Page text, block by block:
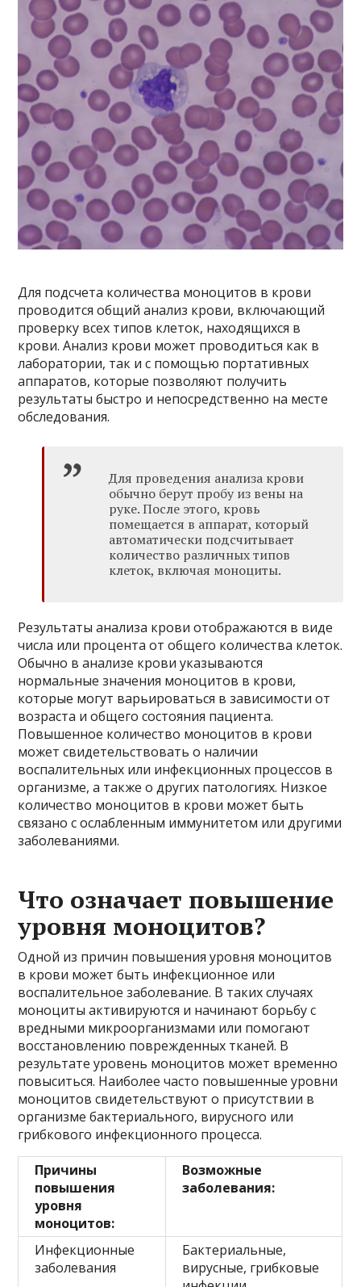
Для подсчета количества моноцитов в крови
проводится общий анализ крови, включающий
проверку всех типов клеток, находящихся в
крови. Анализ крови может проводиться как в
лаборатории, так и с помощью портативных
аппаратов, которые позволяют получить
результаты быстро и непосредственно на месте
обследования.
Для проведения анализа крови
обычно берут пробу из вены на
руке. После этого, кровь
помещается в аппарат, который
автоматически подсчитывает
количество различных типов
клеток, включая моноциты.
Результаты анализа крови отображаются в виде
числа или процента от общего количества клеток.
Обычно в анализе крови указываются
нормальные значения моноцитов в крови,
которые могут варьироваться в зависимости от
возраста и общего состояния пациента.
Повышенное количество моноцитов в крови
может свидетельствовать о наличии
воспалительных или инфекционных процессов в
организме, а также о других патологиях. Низкое
количество моноцитов в крови может быть
связано с ослабленным иммунитетом или другими
заболеваниями.
Что означает повышение
уровня моноцитов?
Одной из причин повышения уровня моноцитов
в крови может быть инфекционное или
воспалительное заболевание. В таких случаях
моноциты активируются и начинают борьбу с
вредными микроорганизмами или помогают
восстановлению поврежденных тканей. В
результате уровень моноцитов может временно
повыситься. Наиболее часто повышенные уровни
моноцитов свидетельствуют о присутствии в
организме бактериального, вирусного или
грибкового инфекционного процесса.
Причины
повышения
уровня
моноцитов:
Возможные
заболевания:
Инфекционные
заболевания
Бактериальные,
вирусные, грибковые